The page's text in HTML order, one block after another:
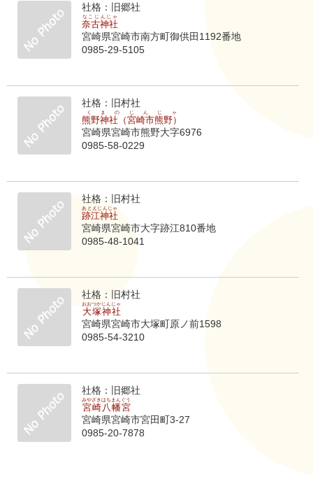
社格：旧郷社
奈古神社
なこじんじゃ
宮崎県宮崎市南方町御供田1192番地
0985-29-5105
社格：旧村社
熊野神社（宮崎市熊野）
くまのじんじゃ
宮崎県宮崎市熊野大字6976
0985-58-0229
社格：旧村社
跡江神社
あとえじんじゃ
宮崎県宮崎市大字跡江810番地
0985-48-1041
社格：旧村社
大塚神社
おおつかじんじゃ
宮崎県宮崎市大塚町原ノ前1598
0985-54-3210
社格：旧郷社
宮崎八幡宮
みやざきはちまんぐう
宮崎県宮崎市宮田町3-27
0985-20-7878